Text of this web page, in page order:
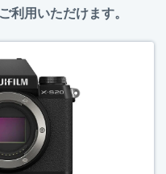
利用いただけます。